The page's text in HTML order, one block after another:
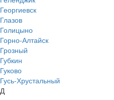
Георгиевск
Глазов
Голицыно
Горно-Алтайск
Грозный
Губкин
Гуково
Гусь-Хрустальный
Д